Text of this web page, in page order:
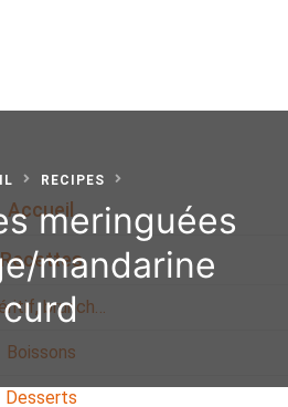
Accueil
Recettes
brunch…
Boissons
Desserts
RECIPES
meringuées
mandarine
curd